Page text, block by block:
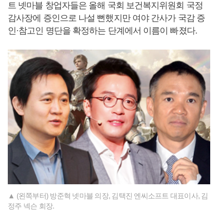
트 넷마블 창업자들은 올해 국회 보건복지위원회 국정
감사장에 증인으로 나설 뻔했지만 여야 간사가 국감 증
인·참고인 명단을 확정하는 단계에서 이름이 빠졌다.
▲ (왼쪽부터) 방준혁 넷마블 의장, 김택진 엔씨소프트 대표이사, 김
정주 넥슨 회장.